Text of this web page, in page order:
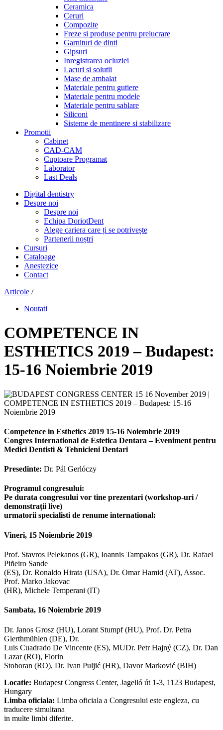
Ceramica
Ceruri
Compozite
Freze si produse pentru prelucrare
Garnituri de dinti
Gipsuri
Inregistrarea ocluziei
Lacuri si solutii
Mase de ambalat
Materiale pentru gutiere
Materiale pentru modele
Materiale pentru sablare
Siliconi
Sisteme de mentinere si stabilizare
Promotii
Cabinet
CAD-CAM
Cuptoare Programat
Laborator
Last Deals
Digital dentistry
Despre noi
Despre noi
Echipa DoriotDent
Alege cariera care ți se potrivește
Partenerii noștri
Cursuri
Cataloage
Anestezice
Contact
Articole /
Noutati
COMPETENCE IN
ESTHETICS 2019 – Budapest:
15-16 Noiembrie 2019
Competence in Esthetics 2019 15-16 Noiembrie 2019
Congres International de Estetica Dentara – Eveniment pentru
Medici Dentisti & Tehnicieni Dentari
Presedinte: Dr. Pál Gerlóczy
Programul congresului:
Pe durata congresului vor tine prezentari (workshop-uri /
demonstrații live)
urmatorii specialisti de renume international:
Vineri, 15 Noiembrie 2019
Prof. Stavros Pelekanos (GR), Ioannis Tampakos (GR), Dr. Rafael
Piñeiro Sande
(ES), Dr. Ronaldo Hirata (USA), Dr. Omar Hamid (AT), Assoc.
Prof. Marko Jakovac
(HR), Michele Temperani (IT)
Sambata, 16 Noiembrie 2019
Dr. Janos Grosz (HU), Lorant Stumpf (HU), Prof. Dr. Petra
Gierthmühlen (DE), Dr.
Luis Cuadrado De Vincente (ES), MUDr. Petr Hajný (CZ), Dr. Dan
Lazar (RO), Florin
Stoboran (RO), Dr. Ivan Puljić (HR), Davor Marković (BIH)
Locatie: Budapest Congress Center, Jagelló út 1-3, 1123 Budapest,
Hungary
Limba oficiala: Limba oficiala a Congresului este engleza, cu
traducere simultana
in multe limbi diferite.